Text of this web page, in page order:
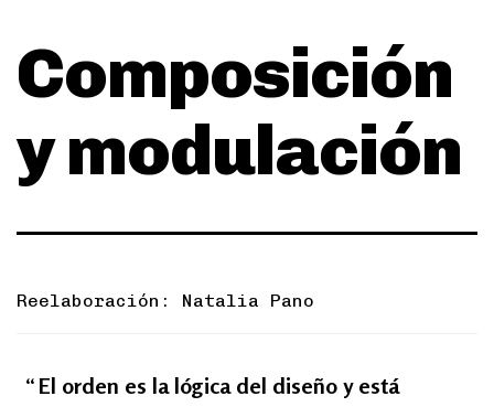
Composición
y modulación
Reelaboración: Natalia Pano
El orden es la lógica del diseño y está